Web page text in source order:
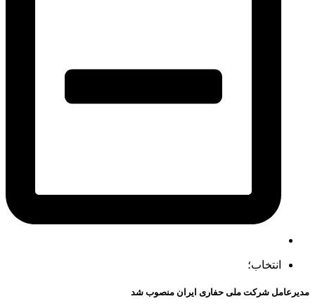
انتخاب؛
مدیرعامل شرکت ملی حفاری ایران منصوب شد